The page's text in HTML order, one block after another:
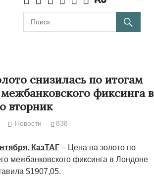
снизилась по итогам
фиксинга в
вторник
Новости 838
КазТАГ– Цена на золото по
межбанковского фиксинга в Лондоне
$1907,05.